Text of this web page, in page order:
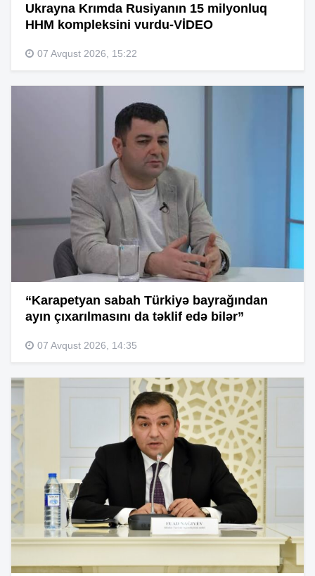
Ukrayna Krımda Rusiyanın 15 milyonluq
HHM kompleksini vurdu-VİDEO
07 Avqust 2026, 15:22
“Karapetyan sabah Türkiyə bayrağından
ayın çıxarılmasını da təklif edə bilər”
07 Avqust 2026, 14:35